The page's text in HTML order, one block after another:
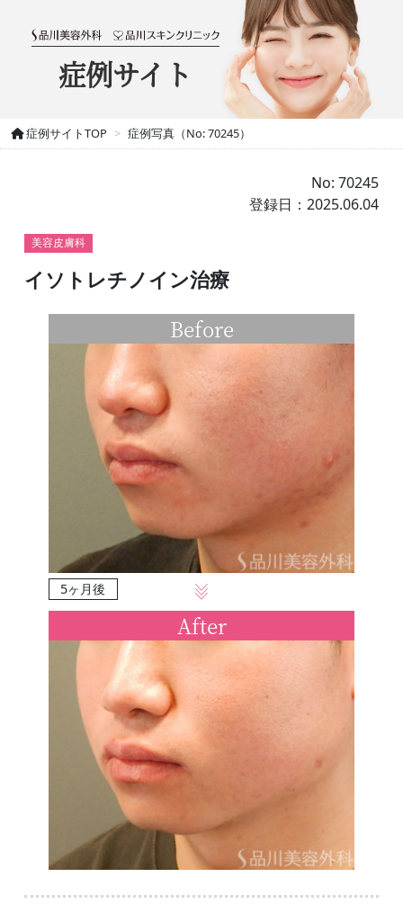
症例サイト
症例サイトTOP 症例写真（No: 70245）
No: 70245
登録日：2025.06.04
美容皮膚科
イソトレチノイン治療
Before
5ヶ月後
After